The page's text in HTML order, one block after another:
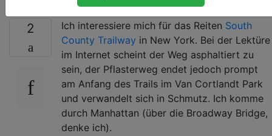
2 Ich interessiere mich für das Reiten South
County Trailway in New York. Bei der Lektüre
im Internet scheint der Weg asphaltiert zu
sein, der Pflasterweg endet jedoch prompt
am Anfang des Trails im Van Cortlandt Park
und verwandelt sich in Schmutz. Ich komme
durch Manhattan (über die Broadway Bridge,
denke ich).